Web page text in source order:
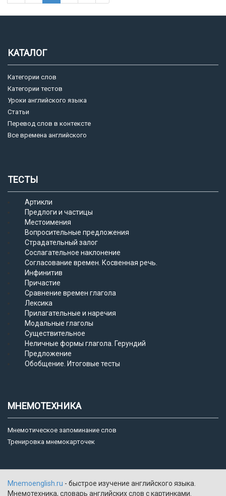
КАТАЛОГ
Категории слов
Категории тестов
Уроки английского языка
Статьи
Перевод слов в контексте
Все времена английского
ТЕСТЫ
Артикли
Предлоги и частицы
Местоимения
Вопросительные предложения
Страдательный залог
Сослагательное наклонение
Согласование времен. Косвенная речь.
Инфинитив
Причастие
Сравнение времен глагола
Лексика
Прилагательные и наречия
Модальные глаголы
Существительное
Неличные формы глагола. Герундий
Предложение
Обобщение. Итоговые тесты
МНЕМОТЕХНИКА
Мнемотическое запоминание слов
Тренировка мнемокарточек
Mnemoenglish.ru - быстрое изучение английского языка.
Мнемотехника, словарь английских слов с картинками.